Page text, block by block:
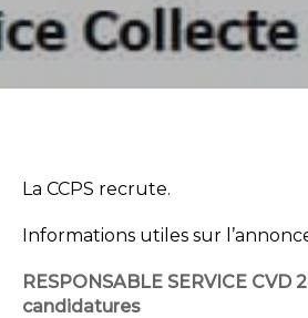
La CCPS recrute.
Informations utiles sur
RESPONSABLE SERVICE CVD
candidatures